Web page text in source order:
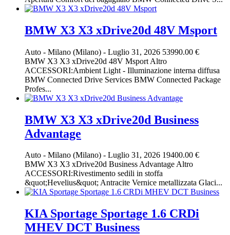
BMW X3 X3 xDrive20d 48V Msport
Auto - Milano (Milano) - Luglio 31, 2026 53990.00 €
BMW X3 X3 xDrive20d 48V Msport Altro
ACCESSORI:Ambient Light - Illuminazione interna diffusa
BMW Connected Drive Services BMW Connected Package
Profes...
BMW X3 X3 xDrive20d Business
Advantage
Auto - Milano (Milano) - Luglio 31, 2026 19400.00 €
BMW X3 X3 xDrive20d Business Advantage Altro
ACCESSORI:Rivestimento sedili in stoffa
&quot;Hevelius&quot; Antracite Vernice metallizzata Glaci...
KIA Sportage Sportage 1.6 CRDi
MHEV DCT Business